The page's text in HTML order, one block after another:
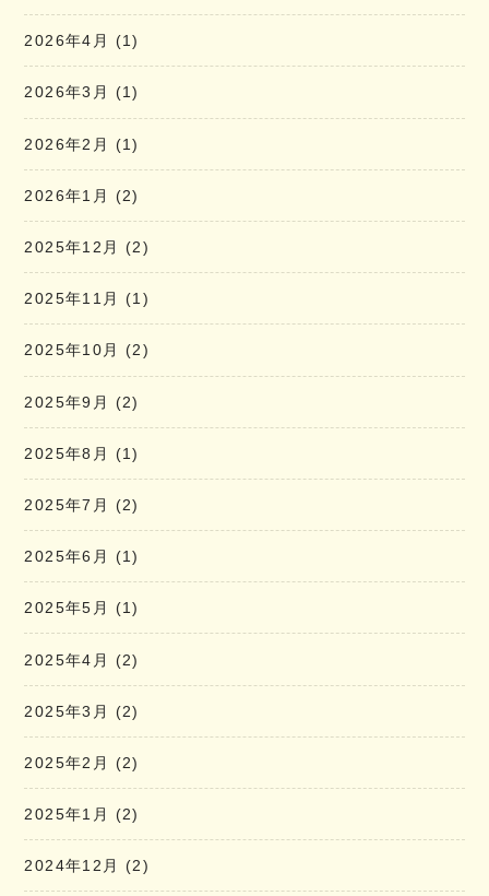
2026年4月 (1)
2026年3月 (1)
2026年2月 (1)
2026年1月 (2)
2025年12月 (2)
2025年11月 (1)
2025年10月 (2)
2025年9月 (2)
2025年8月 (1)
2025年7月 (2)
2025年6月 (1)
2025年5月 (1)
2025年4月 (2)
2025年3月 (2)
2025年2月 (2)
2025年1月 (2)
2024年12月 (2)